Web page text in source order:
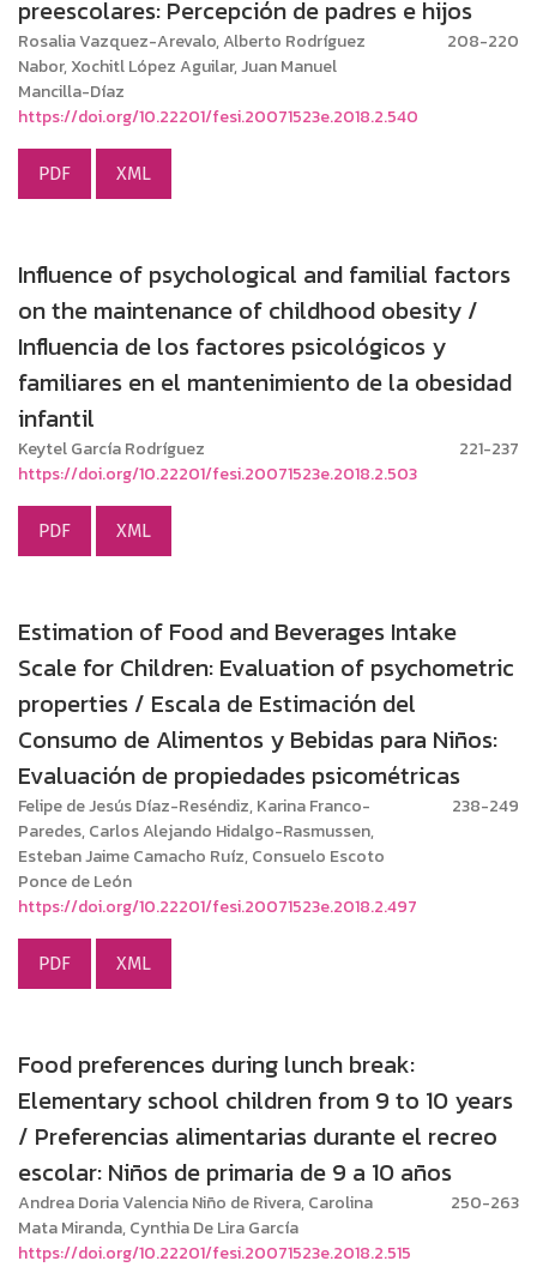
preescolares: Percepción de padres e hijos
Rosalia Vazquez-Arevalo, Alberto Rodríguez
Nabor, Xochitl López Aguilar, Juan Manuel
Mancilla-Díaz
208-220
https://doi.org/10.22201/fesi.20071523e.2018.2.540
PDF XML
Influence of psychological and familial factors
on the maintenance of childhood obesity /
Influencia de los factores psicológicos y
familiares en el mantenimiento de la obesidad
infantil
Keytel García Rodríguez
221-237
https://doi.org/10.22201/fesi.20071523e.2018.2.503
PDF XML
Estimation of Food and Beverages Intake
Scale for Children: Evaluation of psychometric
properties / Escala de Estimación del
Consumo de Alimentos y Bebidas para Niños:
Evaluación de propiedades psicométricas
Felipe de Jesús Díaz-Reséndiz, Karina Franco-
Paredes, Carlos Alejando Hidalgo-Rasmussen,
Esteban Jaime Camacho Ruíz, Consuelo Escoto
Ponce de León
238-249
https://doi.org/10.22201/fesi.20071523e.2018.2.497
PDF XML
Food preferences during lunch break:
Elementary school children from 9 to 10 years
/ Preferencias alimentarias durante el recreo
escolar: Niños de primaria de 9 a 10 años
Andrea Doria Valencia Niño de Rivera, Carolina
Mata Miranda, Cynthia De Lira García
250-263
https://doi.org/10.22201/fesi.20071523e.2018.2.515